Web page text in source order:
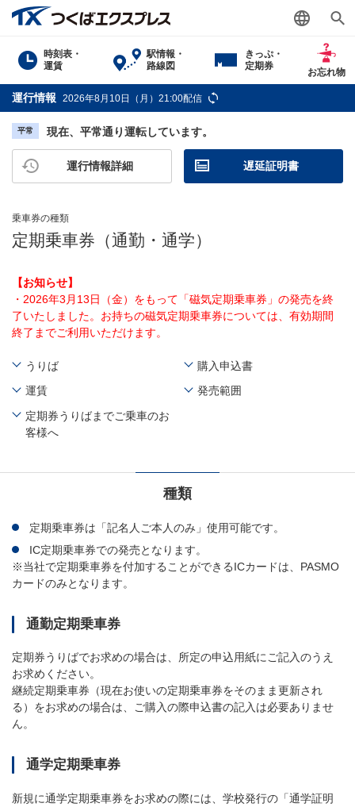
時刻表・
運賃
駅情報・
路線図
きっぷ・
定期券
お忘れ物
運行情報 2026年8月10日（月）21:00配信
平常 現在、平常通り運転しています。
運行情報詳細 遅延証明書
乗車券の種類
定期乗車券（通勤・通学）
【お知らせ】
・2026年3月13日（金）をもって「磁気定期乗車券」の発売を終
了いたしました。お持ちの磁気定期乗車券については、有効期間
終了までご利用いただけます。
うりば
購入申込書
運賃
発売範囲
定期券うりばまでご乗車のお
客様へ
種類
定期乗車券は「記名人ご本人のみ」使用可能です。
IC定期乗車券での発売となります。
※当社で定期乗車券を付加することができるICカードは、PASMO
カードのみとなります。
通勤定期乗車券
定期券うりばでお求めの場合は、所定の申込用紙にご記入のうえ
お求めください。
継続定期乗車券（現在お使いの定期乗車券をそのまま更新され
る）をお求めの場合は、ご購入の際申込書の記入は必要ありませ
ん。
通学定期乗車券
新規に通学定期乗車券をお求めの際には、学校発行の「通学証明